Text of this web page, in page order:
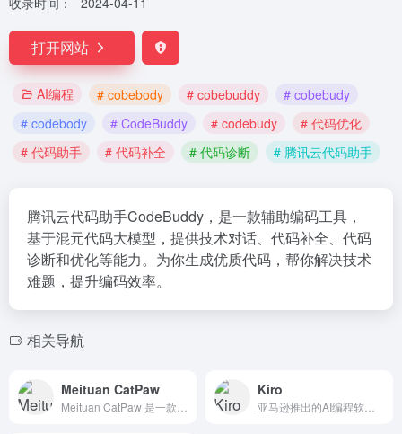
打开网站
AI编程 # cobebody # cobebuddy
# cobebudy
# codebody
# CodeBuddy # codebudy
# 代码优化
# 代码助手
# 代码补全 # 代码诊断 # 腾讯云代码助手
腾讯云代码助手CodeBuddy，是一款辅助编码工具，
基于混元代码大模型，提供技术对话、代码补全、代码
诊断和优化等能力。为你生成优质代码，帮你解决技术
难题，提升编码效率。
相关导航
Meituan CatPaw Kiro